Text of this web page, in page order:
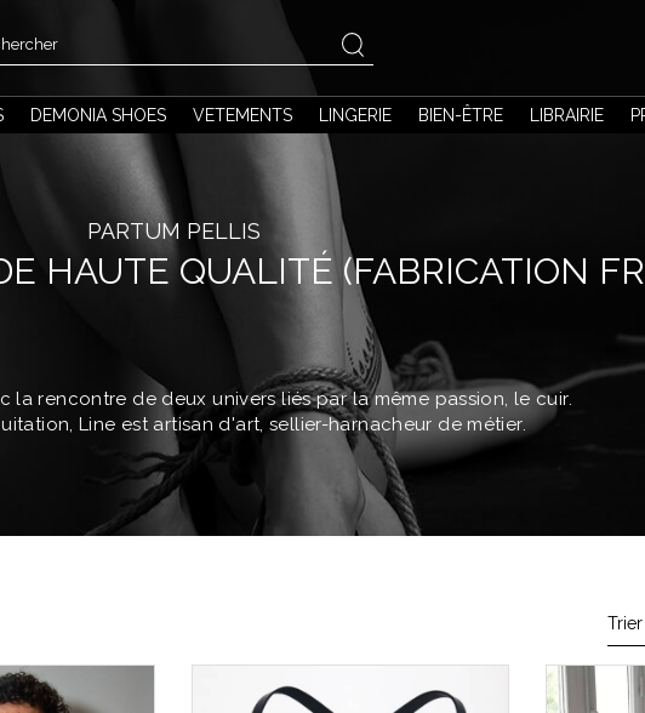
DEMONIA SHOES VETEMENTS LINGERIE BIEN-ÊTRE LIBRAIRIE
PARTUM PELLIS
HAUTE QUALITÉ (FABRICATION
la rencontre de deux univers liés par la même passion, le cuir.
Line est artisan d'art, sellier-harnacheur de métier.